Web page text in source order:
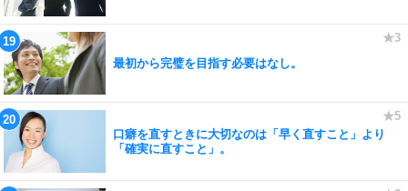
最初から完璧を目指す必要はなし。
口癖を直すときに大切なのは「早く直すこと」より
「確実に直すこと」。